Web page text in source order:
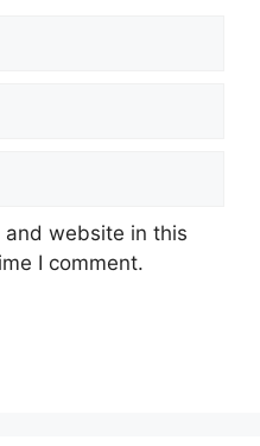
and website in this
I comment.